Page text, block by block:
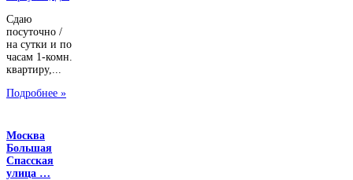
Сдаю
посуточно /
на сутки и по
часам 1-комн.
квартиру,...
Подробнее »
Москва
Большая
Спасская
улица …